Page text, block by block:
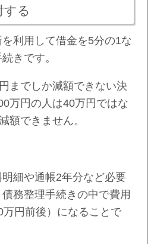
する
利用して借金を5分の1な
きです。
までしか減額できない決
万円の人は40万円ではな
額できません。
細や通帳2年分など必要
務整理手続きの中で費用
円前後）になることで